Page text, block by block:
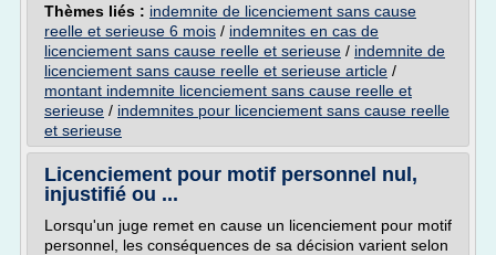
Thèmes liés : indemnite de licenciement sans cause
reelle et serieuse 6 mois / indemnites en cas de
licenciement sans cause reelle et serieuse / indemnite de
licenciement sans cause reelle et serieuse article /
montant indemnite licenciement sans cause reelle et
serieuse / indemnites pour licenciement sans cause reelle
et serieuse
Licenciement pour motif personnel nul,
injustifié ou ...
Lorsqu'un juge remet en cause un licenciement pour motif
personnel, les conséquences de sa décision varient selon